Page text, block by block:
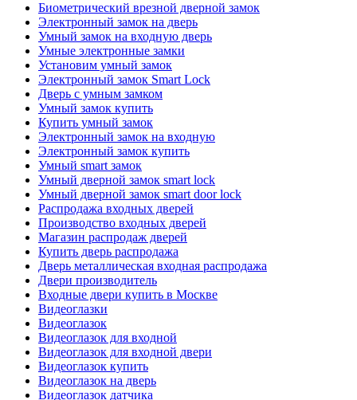
Биометрический врезной дверной замок
Электронный замок на дверь
Умный замок на входную дверь
Умные электронные замки
Установим умный замок
Электронный замок Smart Lock
Дверь с умным замком
Умный замок купить
Купить умный замок
Электронный замок на входную
Электронный замок купить
Умный smart замок
Умный дверной замок smart lock
Умный дверной замок smart door lock
Распродажа входных дверей
Производство входных дверей
Магазин распродаж дверей
Купить дверь распродажа
Дверь металлическая входная распродажа
Двери производитель
Входные двери купить в Москве
Видеоглазки
Видеоглазок
Видеоглазок для входной
Видеоглазок для входной двери
Видеоглазок купить
Видеоглазок на дверь
Видеоглазок датчика